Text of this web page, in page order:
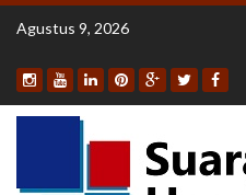
Skip
Agustus 9, 2026